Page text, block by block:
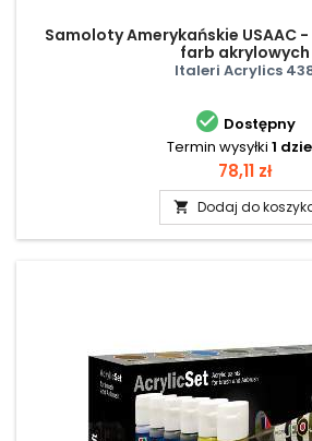
Samoloty Amerykańskie USAAC -
farb akrylowych
Italeri Acrylics
 Dostępny
Termin wysyłki 1
Cena
78,11 zł
 Dodaj do